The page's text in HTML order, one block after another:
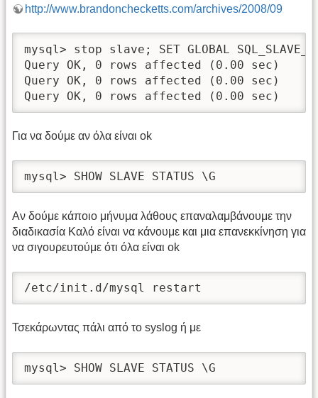
http://www.brandonchecketts.com/archives/2008/09
mysql> stop slave; SET GLOBAL
Query OK, 0 rows affected (0.00 sec)
Query OK, 0 rows affected (0.00 sec)
Query OK, 0 rows affected (0.00 sec)
Για να δούμε αν όλα είναι ok
mysql> SHOW SLAVE STATUS \G
Αν δούμε κάποιο μήνυμα λάθους επαναλαμβάνουμε την
διαδικασία Καλό είναι να κάνουμε και μια επανεκκίνηση για
να σιγουρευτούμε ότι όλα είναι ok
/etc/init.d/mysql restart
Τσεκάρωντας πάλι από το syslog ή με
mysql> SHOW SLAVE STATUS \G